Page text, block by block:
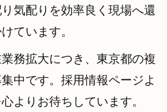
気配りを効率良く現場へ還
ています。
務拡大につき、東京都の複
中です。採用情報ページよ
よりお待ちしています。